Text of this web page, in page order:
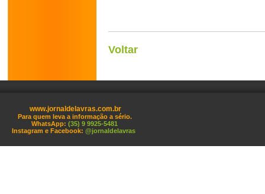
Voltar
www.jornaldelavras.com.br
Para quem leva a informação a sério.
WhatsApp: (35) 9 9925-5481
Instagram e Facebook: @jornaldelavras